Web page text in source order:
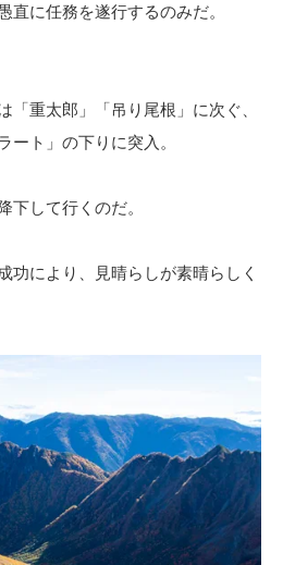
直に任務を遂行するのみだ。
「重太郎」「吊り尾根」に次ぐ、
ート」の下りに突入。
下して行くのだ。
功により、見晴らしが素晴らしく